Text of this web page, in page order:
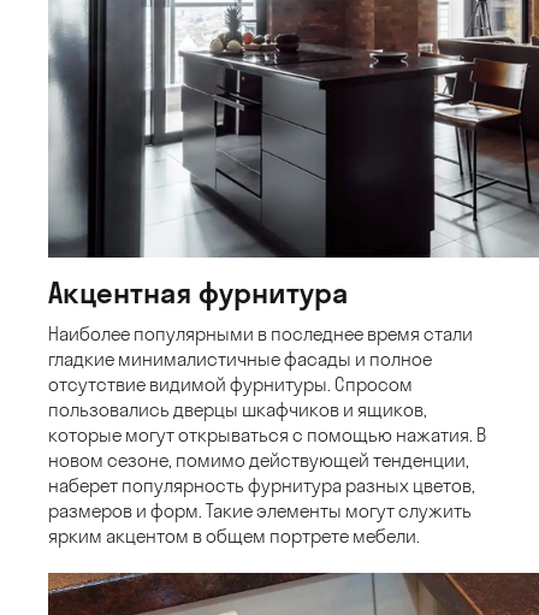
Акцентная фурнитура
Наиболее популярными в последнее время стали
гладкие минималистичные фасады и полное
отсутствие видимой фурнитуры. Спросом
пользовались дверцы шкафчиков и ящиков,
которые могут открываться с помощью нажатия. В
новом сезоне, помимо действующей тенденции,
наберет популярность фурнитура разных цветов,
размеров и форм. Такие элементы могут служить
ярким акцентом в общем портрете мебели.